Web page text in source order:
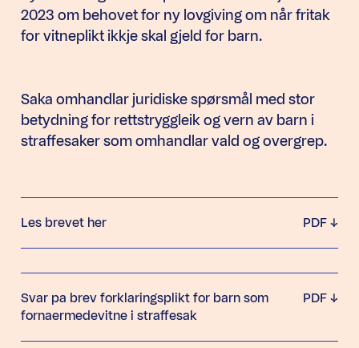
2023 om behovet for ny lovgiving om når fritak
for vitneplikt ikkje skal gjeld for barn.
Saka omhandlar juridiske spørsmål med stor
betydning for rettstryggleik og vern av barn i
straffesaker som omhandlar vald og overgrep.
Les brevet her PDF
Svar pa brev forklaringsplikt for barn som
fornaermedevitne i straffesak
PDF